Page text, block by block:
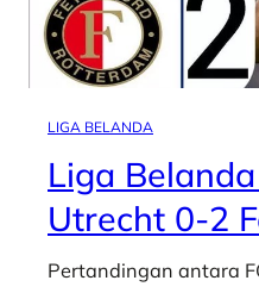
LIGA BELANDA
Liga
Utrecht 0-2
Pertandingan antara